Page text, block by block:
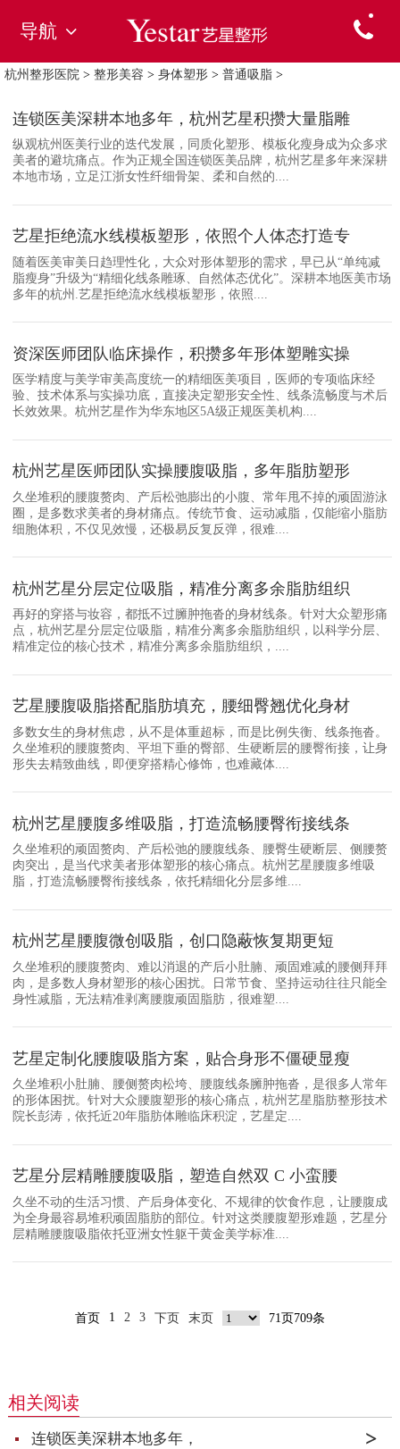
导航
杭州整形医院 > 整形美容 > 身体塑形 > 普通吸脂 >
连锁医美深耕本地多年，杭州艺星积攒大量脂雕
纵观杭州医美行业的迭代发展，同质化塑形、模板化瘦身成为众多求
美者的避坑痛点。作为正规全国连锁医美品牌，杭州艺星多年来深耕
本地市场，立足江浙女性纤细骨架、柔和自然的....
艺星拒绝流水线模板塑形，依照个人体态打造专
随着医美审美日趋理性化，大众对形体塑形的需求，早已从“单纯减
脂瘦身”升级为“精细化线条雕琢、自然体态优化”。深耕本地医美市场
多年的杭州.艺星拒绝流水线模板塑形，依照....
资深医师团队临床操作，积攒多年形体塑雕实操
医学精度与美学审美高度统一的精细医美项目，医师的专项临床经
验、技术体系与实操功底，直接决定塑形安全性、线条流畅度与术后
长效效果。杭州艺星作为华东地区5A级正规医美机构....
杭州艺星医师团队实操腰腹吸脂，多年脂肪塑形
久坐堆积的腰腹赘肉、产后松弛膨出的小腹、常年甩不掉的顽固游泳
圈，是多数求美者的身材痛点。传统节食、运动减脂，仅能缩小脂肪
细胞体积，不仅见效慢，还极易反复反弹，很难....
杭州艺星分层定位吸脂，精准分离多余脂肪组织
再好的穿搭与妆容，都抵不过臃肿拖沓的身材线条。针对大众塑形痛
点，杭州艺星分层定位吸脂，精准分离多余脂肪组织，以科学分层、
精准定位的核心技术，精准分离多余脂肪组织，....
艺星腰腹吸脂搭配脂肪填充，腰细臀翘优化身材
多数女生的身材焦虑，从不是体重超标，而是比例失衡、线条拖沓。
久坐堆积的腰腹赘肉、平坦下垂的臀部、生硬断层的腰臀衔接，让身
形失去精致曲线，即便穿搭精心修饰，也难藏体....
杭州艺星腰腹多维吸脂，打造流畅腰臀衔接线条
久坐堆积的顽固赘肉、产后松弛的腰腹线条、腰臀生硬断层、侧腰赘
肉突出，是当代求美者形体塑形的核心痛点。杭州艺星腰腹多维吸
脂，打造流畅腰臀衔接线条，依托精细化分层多维....
杭州艺星腰腹微创吸脂，创口隐蔽恢复期更短
久坐堆积的腰腹赘肉、难以消退的产后小肚腩、顽固难减的腰侧拜拜
肉，是多数人身材塑形的核心困扰。日常节食、坚持运动往往只能全
身性减脂，无法精准剥离腰腹顽固脂肪，很难塑....
艺星定制化腰腹吸脂方案，贴合身形不僵硬显瘦
久坐堆积小肚腩、腰侧赘肉松垮、腰腹线条臃肿拖沓，是很多人常年
的形体困扰。针对大众腰腹塑形的核心痛点，杭州艺星脂肪整形技术
院长彭涛，依托近20年脂肪体雕临床积淀，艺星定....
艺星分层精雕腰腹吸脂，塑造自然双 C 小蛮腰
久坐不动的生活习惯、产后身体变化、不规律的饮食作息，让腰腹成
为全身最容易堆积顽固脂肪的部位。针对这类腰腹塑形难题，艺星分
层精雕腰腹吸脂依托亚洲女性躯干黄金美学标准....
首页 1 2 3 下页 末页 71页709条
相关阅读
连锁医美深耕本地多年，